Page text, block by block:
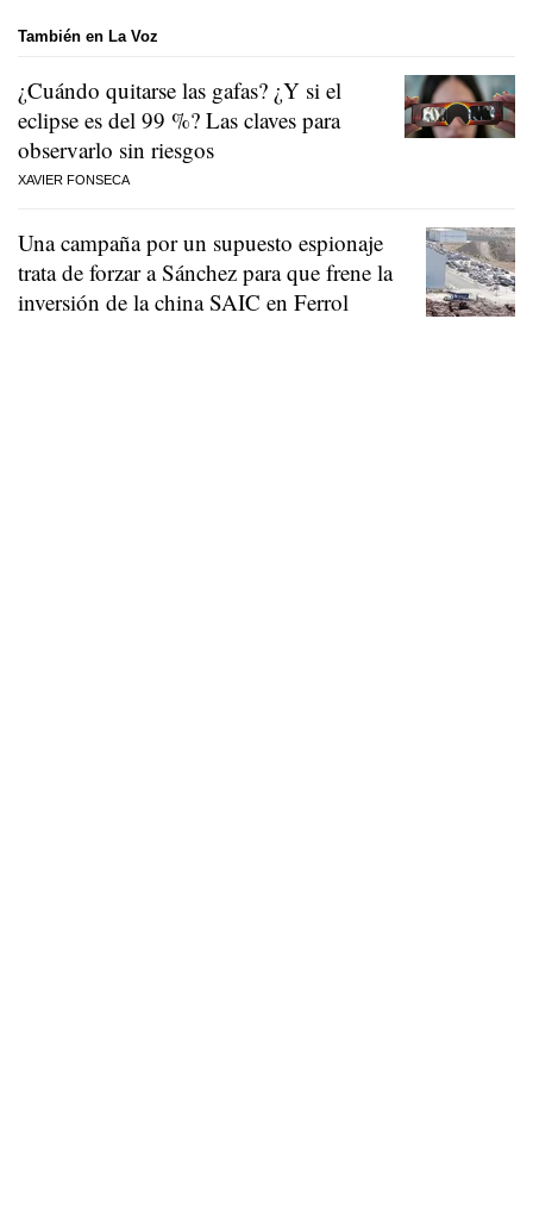
También en La Voz
¿Cuándo quitarse las gafas? ¿Y si el
eclipse es del 99 %? Las claves para
observarlo sin riesgos
XAVIER FONSECA
Una campaña por un supuesto espionaje
trata de forzar a Sánchez para que frene la
inversión de la china SAIC en Ferrol